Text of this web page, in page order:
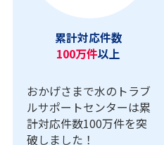
累計対応件数
100万件以上
おかげさまで水のトラブ
ルサポートセンターは累
計対応件数100万件を突
破しました！